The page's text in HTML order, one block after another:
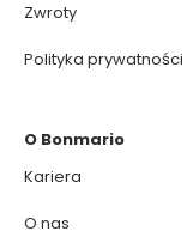
Zwroty
Polityka prywatności
O Bonmario
Kariera
O nas